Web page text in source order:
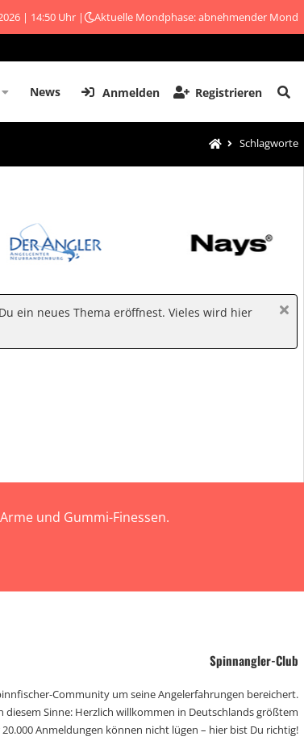
| 14:50 Uhr | Aktuelle Mondphase: abnehmender Mond
News Anmelden Registrieren
Schlagworte
ein neues Thema eröffnest. Vieles wird hier
und Gummi-Finessen.
Spinnangler-Club
Community um seine Angelerfahrungen bereichert.
diesem Sinne: Herzlich willkommen in Deutschlands größtem
Anmeldungen können nicht lügen – hier bist Du richtig!